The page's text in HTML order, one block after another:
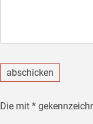
abschicken
Die mit *